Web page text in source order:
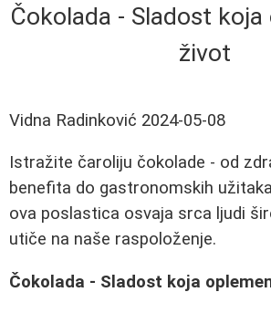
Čokolada - Sladost
život
Vidna Radinković 2024-05-08
Istražite čaroliju čokolade - od
benefita do gastronomskih
ova poslastica osvaja srca ljudi
utiče na naše raspoloženje.
Čokolada - Sladost koja